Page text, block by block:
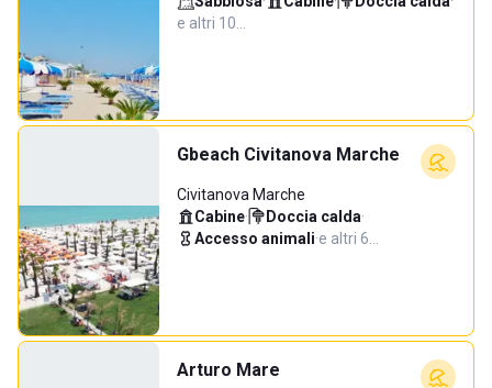
e altri 10…
Gbeach Civitanova Marche
Civitanova Marche
Cabine· Doccia calda·
Accesso animali·e altri 6…
Arturo Mare